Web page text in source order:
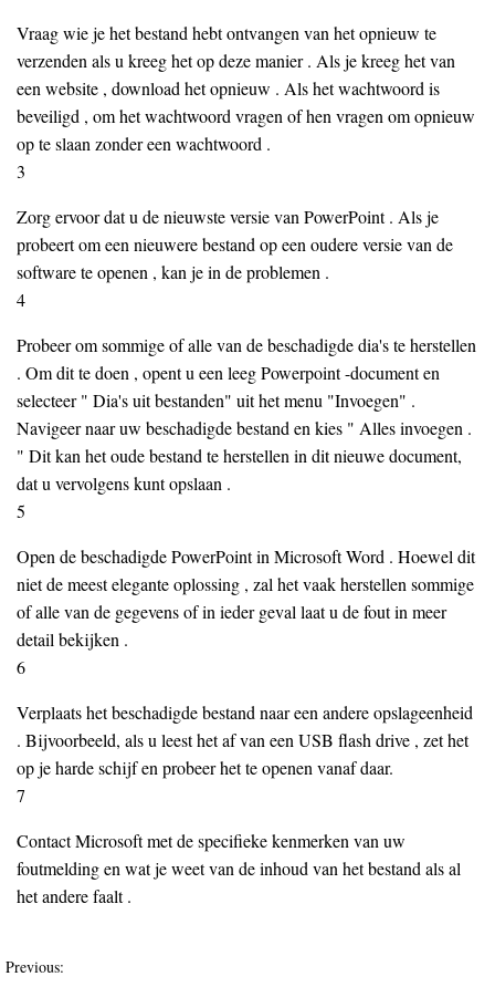
Vraag wie je het bestand hebt ontvangen van het opnieuw te
verzenden als u kreeg het op deze manier . Als je kreeg het van
een website , download het opnieuw . Als het wachtwoord is
beveiligd , om het wachtwoord vragen of hen vragen om opnieuw
op te slaan zonder een wachtwoord .
3
Zorg ervoor dat u de nieuwste versie van PowerPoint . Als je
probeert om een nieuwere bestand op een oudere versie van de
software te openen , kan je in de problemen .
4
Probeer om sommige of alle van de beschadigde dia's te herstellen
. Om dit te doen , opent u een leeg Powerpoint -document en
selecteer " Dia's uit bestanden" uit het menu "Invoegen" .
Navigeer naar uw beschadigde bestand en kies " Alles invoegen .
" Dit kan het oude bestand te herstellen in dit nieuwe document,
dat u vervolgens kunt opslaan .
5
Open de beschadigde PowerPoint in Microsoft Word . Hoewel dit
niet de meest elegante oplossing , zal het vaak herstellen sommige
of alle van de gegevens of in ieder geval laat u de fout in meer
detail bekijken .
6
Verplaats het beschadigde bestand naar een andere opslageenheid
. Bijvoorbeeld, als u leest het af van een USB flash drive , zet het
op je harde schijf en probeer het te openen vanaf daar.
7
Contact Microsoft met de specifieke kenmerken van uw
foutmelding en wat je weet van de inhoud van het bestand als al
het andere faalt .
Previous: